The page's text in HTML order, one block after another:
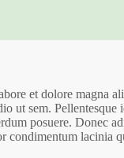
et dolore magna
ut sem.
posuere. Donec